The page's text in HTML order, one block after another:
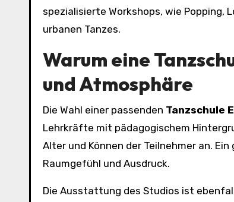
spezialisierte Workshops, wie Popping,
urbanen Tanzes.
Warum eine
und Atmosphäre
Die Wahl einer passenden Tanzschule
Lehrkräfte mit pädagogischem
Alter und Können der Teilnehmer an.
Raumgefühl und Ausdruck.
Die Ausstattung des Studios ist